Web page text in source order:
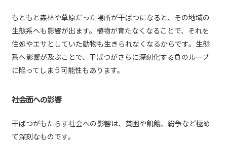
もともと森林や草原だった場所が干ばつになると、その地域の
生態系へも影響が出ます。植物が育たなくなることで、それを
住処やエサとしていた動物も生きられなくなるからです。生態
系へ影響が及ぶことで、干ばつがさらに深刻化する負のループ
に陥ってしまう可能性もあります。
社会面への影響
干ばつがもたらす社会への影響は、貧困や飢餓、紛争など極め
て深刻なものです。